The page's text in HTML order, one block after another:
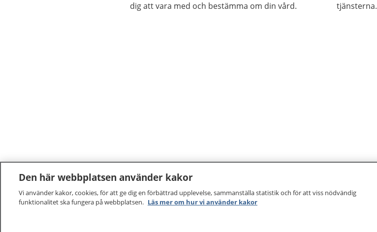
dig att vara med och bestämma om din vård.
tjänsterna.
Den här webbplatsen använder kakor
Vi använder kakor, cookies, för att ge dig en förbättrad upplevelse, sammanställa statistik och för att viss nödvändig
funktionalitet ska fungera på webbplatsen. Läs mer om hur vi använder kakor